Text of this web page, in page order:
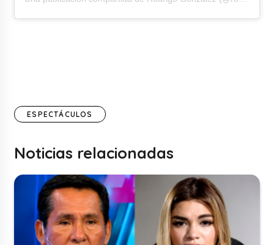
ESPECTÁCULOS
Noticias relacionadas